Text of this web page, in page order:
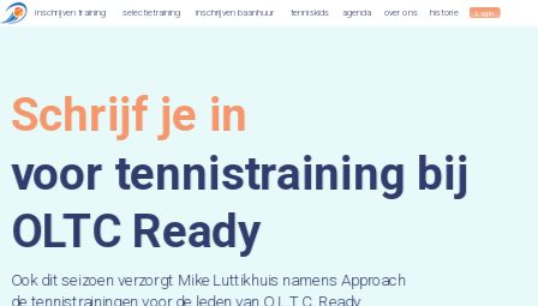
Schrijf je in
voor tennistraining bij
OLTC Ready
Ook dit seizoen verzorgt Mike Luttikhuis namens Approach
de tennistrainingen voor de leden van O.L.T.C. Ready.
over ons
inschrijven training agenda historie
inschrijven baanhuur tenniskids
selectietraining